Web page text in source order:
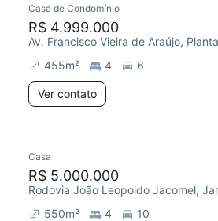
Casa de Condomínio
R$ 4.999.000
455m² 4 6
Ver contato
Casa
R$ 5.000.000
550m² 4 10